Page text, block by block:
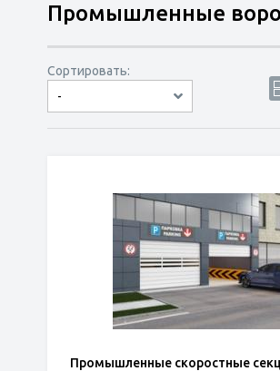
Промышленные
Сортировать:
-
по популярности
сначала дешёвые
сначала дорогие
Промышленные скоростные